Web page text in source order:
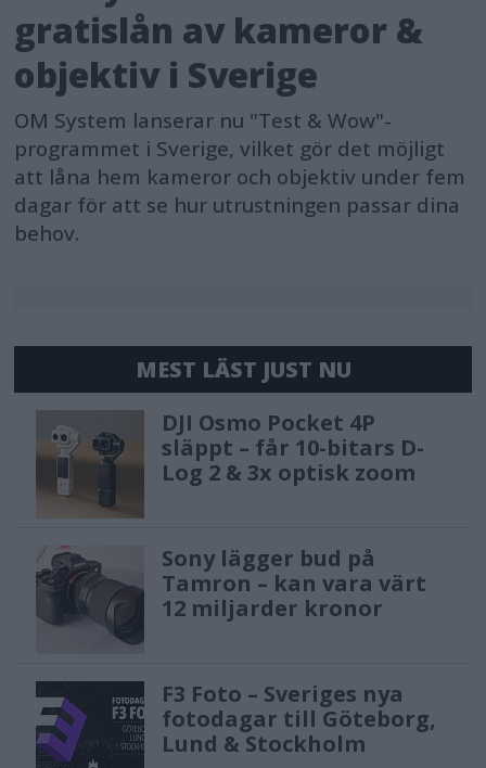
gratislån av kameror &
objektiv i Sverige
OM System lanserar nu "Test & Wow"-
programmet i Sverige, vilket gör det möjligt
att låna hem kameror och objektiv under fem
dagar för att se hur utrustningen passar dina
behov.
MEST LÄST JUST NU
DJI Osmo Pocket 4P
släppt – får 10-bitars D-
Log 2 & 3x optisk zoom
Sony lägger bud på
Tamron – kan vara värt
12 miljarder kronor
F3 Foto – Sveriges nya
fotodagar till Göteborg,
Lund & Stockholm